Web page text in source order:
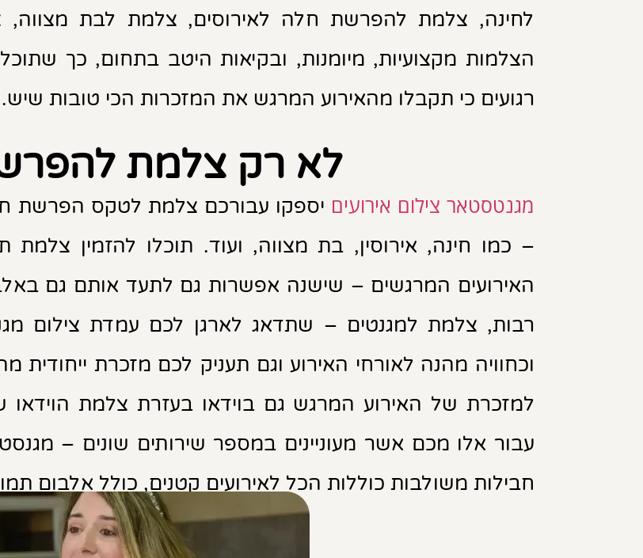
לחינה, צלמת להפרשת חלה לאירוסים, צלמת לבת מצווה,
הצלמות מקצועיות, מיומנות, ובקיאות היטב בתחום, כך
רגועים כי תקבלו מהאירוע המרגש את המזכרות הכי טובות שיש.
לא רק צלמת
מגנטסטאר צילום אירועים יספקו עבורכם צלמת לטקס הפרשת
– כמו חינה, אירוסין, בת מצווה, ועוד. תוכלו להזמין
האירועים המרגשים – שישנה אפשרות גם לתעד אותם גם
רבות, צלמת למגנטים – שתדאג לארגן לכם עמדת צילום
וכחוויה מהנה לאורחי האירוע וגם תעניק לכם מזכרת ייחודית
למזכרת של האירוע המרגש גם בוידאו בעזרת צלמת הוידאו
עבור אלו מכם אשר מעוניינים במספר שירותים שונים –
חבילות משולבות כוללות הכל לאירועים קטנים, כולל אלבום